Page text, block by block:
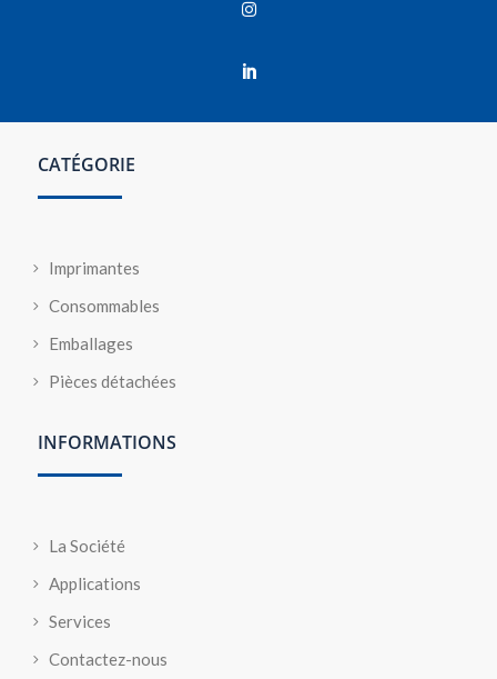


CATÉGORIE
Imprimantes
Consommables
Emballages
Pièces détachées
INFORMATIONS
La Société
Applications
Services
Contactez-nous